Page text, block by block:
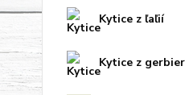
Kytice z ľaľií
Kytice z gerbier